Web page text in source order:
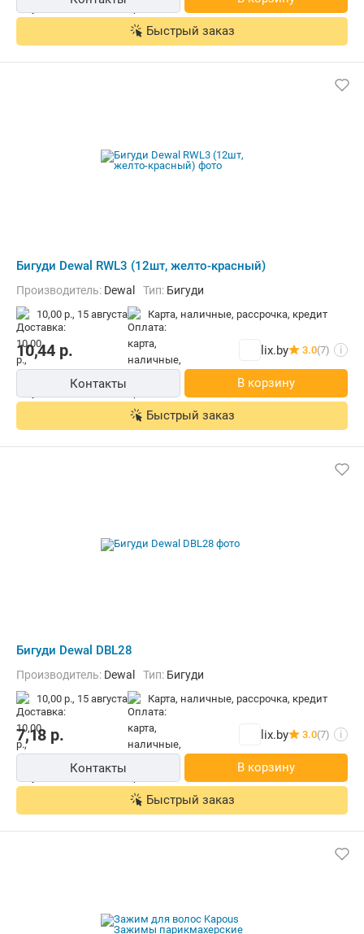
Быстрый заказ
Бигуди Dewal RWL3 (12шт, желто-красный)
Производитель: Dewal Тип: Бигуди
10,00 р., 15 августа карта, наличные, рассрочка, кредит
10,44 р. lix.by 3.0(7) i
Контакты В корзину
Быстрый заказ
Бигуди Dewal DBL28
Производитель: Dewal Тип: Бигуди
10,00 р., 15 августа карта, наличные, рассрочка, кредит
7,18 р. lix.by 3.0(7) i
Контакты В корзину
Быстрый заказ